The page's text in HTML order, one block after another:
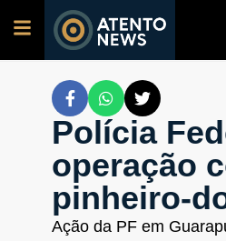
Polícia
operação
pinheiro-
Ação da PF em